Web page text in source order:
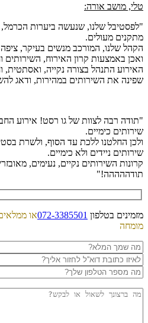
טלי, מושב אורה:
"לפסטיבל שלנו, שנעשה ביערות
מתקנים מעולים.
הקהל שלנו, המורכב מנשים בעיקר,
ואכן באמצעות קרון האירוח, השירותים
האירוע התנהל בצורה נקייה, ואסתטית,
שפינה את השירותים במהירות, ודאג
"תודה רבה לצוות של גו רסט! אירוע
שירותים כימיים.
ולכן החלטנו ללכת עד הסוף, ולשרת
שירותים ניידים ולא כימיים.
קרונות השירותים נקיים, נעימים,
תודההההה!"
מזמינים בטלפון 072-3385501או
מומחה